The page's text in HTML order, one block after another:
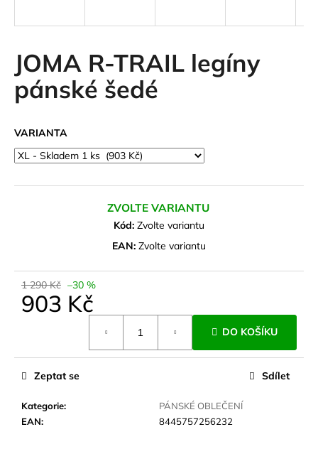
JOMA R-TRAIL legíny
pánské šedé
VARIANTA
ZVOLTE VARIANTU
Kód: Zvolte variantu
EAN: Zvolte variantu
1 290 Kč –30 %
903 Kč
DO KOŠÍKU
Kategorie:
PÁNSKÉ OBLEČENÍ
EAN: 8445757256232
Zeptat se Sdílet
í
t
?
HLEDAT
o
u
m